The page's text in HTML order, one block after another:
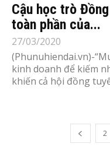
Cậu học trò
toàn phần của...
27/03/2020
(Phunuhiendai.vn)-
kinh doanh để kiếm
khiến cả hội đồng
2